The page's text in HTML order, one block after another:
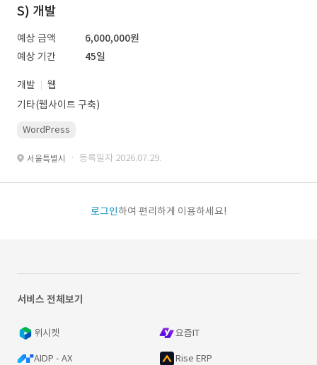
S) 개발
예상 금액
6,000,000원
예상 기간
45일
개발
웹
기타(웹사이트 구축)
WordPress
서울특별시 · 등록일자 2026.07.29.
로그인하여 편리하게 이용하세요!
서비스 전체보기
위시켓 요즘IT
AIDP - AX Rise ERP